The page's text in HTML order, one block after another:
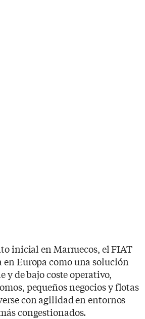
inicial en Marruecos, el FIAT
en Europa como una solución
y de bajo coste operativo,
pequeños negocios y flotas
con agilidad en entornos
congestionados.